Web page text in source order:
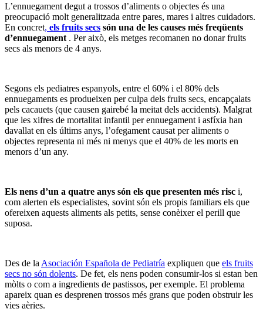
L’ennuegament degut a trossos d’aliments o objectes és una
preocupació molt generalitzada entre pares, mares i altres cuidadors.
En concret, els fruits secs són una de les causes més freqüents
d’ennuegament . Per això, els metges recomanen no donar fruits
secs als menors de 4 anys.
Segons els pediatres espanyols, entre el 60% i el 80% dels
ennuegaments es produeixen per culpa dels fruits secs, encapçalats
pels cacauets (que causen gairebé la meitat dels accidents). Malgrat
que les xifres de mortalitat infantil per ennuegament i asfíxia han
davallat en els últims anys, l’ofegament causat per aliments o
objectes representa ni més ni menys que el 40% de les morts en
menors d’un any.
Els nens d’un a quatre anys són els que presenten més risc i,
com alerten els especialistes, sovint són els propis familiars els que
ofereixen aquests aliments als petits, sense conèixer el perill que
suposa.
Des de la Asociación Española de Pediatría expliquen que els fruits
secs no són dolents. De fet, els nens poden consumir-los si estan ben
mòlts o com a ingredients de pastissos, per exemple. El problema
apareix quan es desprenen trossos més grans que poden obstruir les
vies aèries.